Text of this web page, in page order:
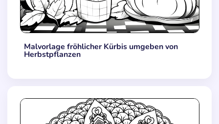
Malvorlage fröhlicher Kürbis umgeben von
Herbstpflanzen